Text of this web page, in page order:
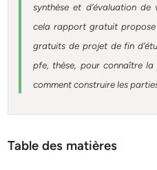
synthèse et d’évaluation de
cela rapport gratuit
gratuits de projet de fin
pfe, thèse, pour connaître
comment construire les
Table des matières